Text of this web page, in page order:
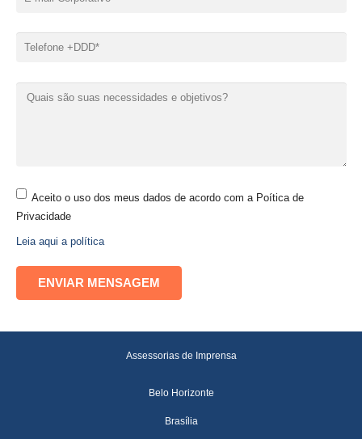
Aceito o uso dos meus dados de acordo com a Poítica de
Privacidade
Leia aqui a política
Assessorias de Imprensa
Belo Horizonte
Brasília